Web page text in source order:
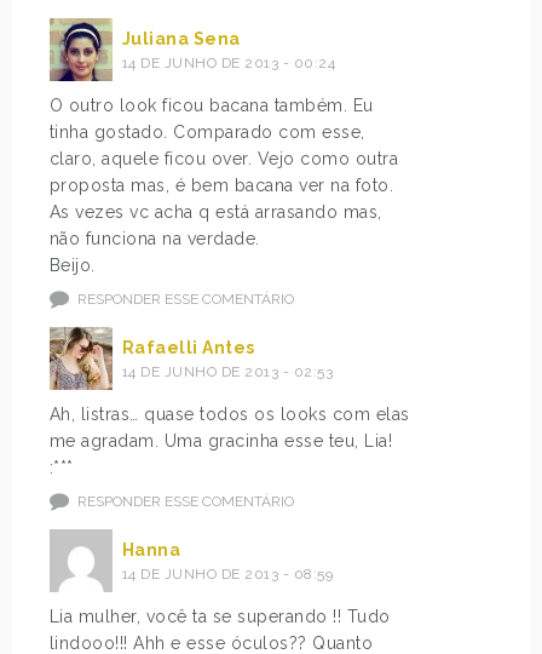
Juliana Sena
14 DE JUNHO DE 2013 - 00:24
O outro look ficou bacana também. Eu
tinha gostado. Comparado com esse,
claro, aquele ficou over. Vejo como outra
proposta mas, é bem bacana ver na foto.
As vezes vc acha q está arrasando mas,
não funciona na verdade.
Beijo.
RESPONDER ESSE COMENTÁRIO
Rafaelli Antes
14 DE JUNHO DE 2013 - 02:53
Ah, listras… quase todos os looks com elas
me agradam. Uma gracinha esse teu, Lia!
:***
RESPONDER ESSE COMENTÁRIO
Hanna
14 DE JUNHO DE 2013 - 08:59
Lia mulher, você ta se superando !! Tudo
lindooo!!! Ahh e esse óculos?? Quanto